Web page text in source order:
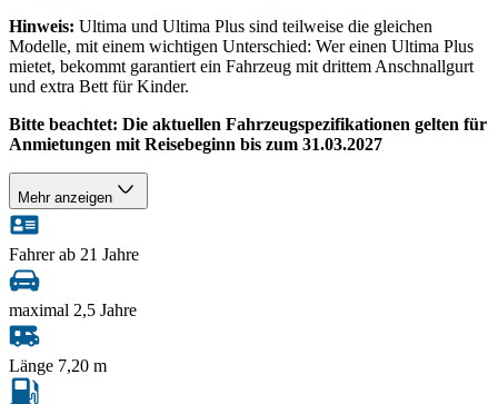
Hinweis: Ultima und Ultima Plus sind teilweise die gleichen
Modelle, mit einem wichtigen Unterschied: Wer einen Ultima Plus
mietet, bekommt garantiert ein Fahrzeug mit drittem Anschnallgurt
und extra Bett für Kinder.
Bitte beachtet: Die aktuellen Fahrzeugspezifikationen gelten für
Anmietungen mit Reisebeginn bis zum 31.03.2027
Mehr anzeigen
Fahrer ab 21 Jahre
maximal 2,5 Jahre
Länge 7,20 m